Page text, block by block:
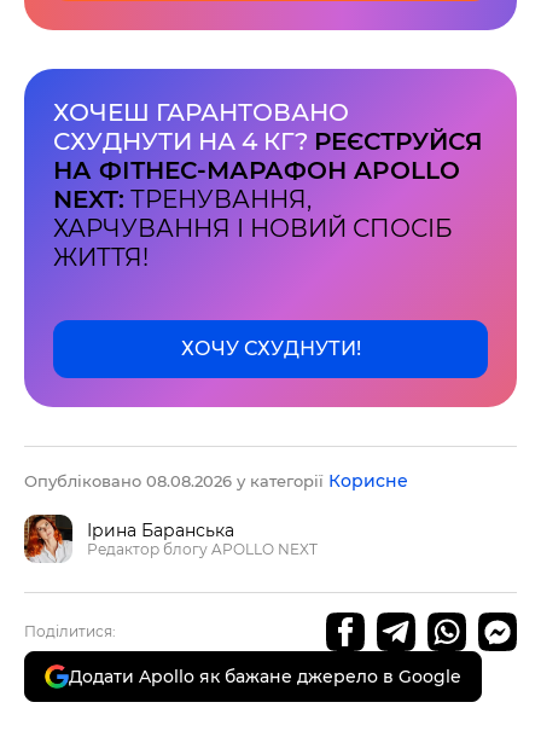
ХОЧЕШ ГАРАНТОВАНО
СХУДНУТИ НА 4 КГ? РЕЄСТРУЙСЯ
НА ФІТНЕС-МАРАФОН APOLLO
NEXT: ТРЕНУВАННЯ,
ХАРЧУВАННЯ І НОВИЙ СПОСІБ
ЖИТТЯ!
ХОЧУ СХУДНУТИ!
Опубліковано 08.08.2026 у категорії Корисне
Ірина Баранська
Редактор блогу APOLLO NEXT
Поділитися:
Додати Apollo як бажане джерело в Google